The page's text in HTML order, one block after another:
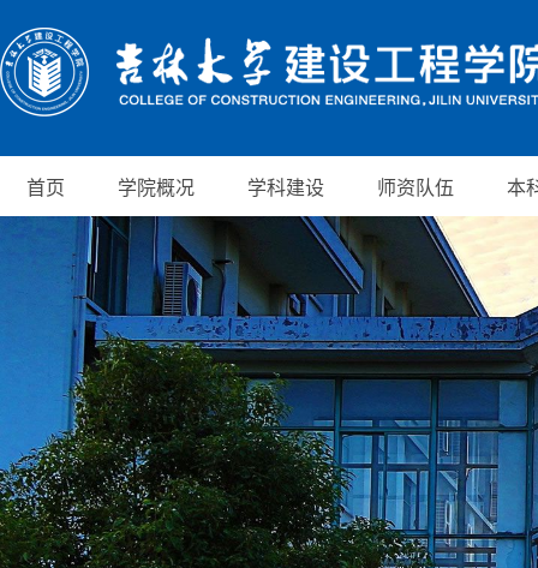
首页 学院概况 学科建设 师资队伍 本